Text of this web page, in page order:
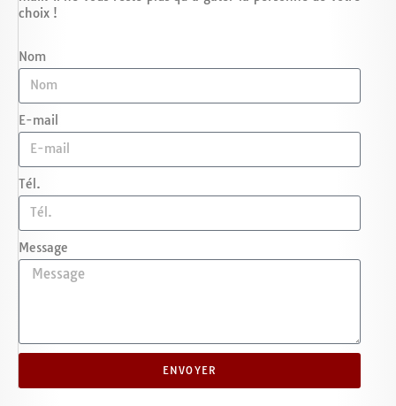
choix !
Nom
E-mail
Tél.
Message
ENVOYER